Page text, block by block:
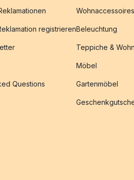
registrieren
Questions
Wohnaccessoires
Beleuchtung
Teppiche &
Möbel
Gartenmöbel